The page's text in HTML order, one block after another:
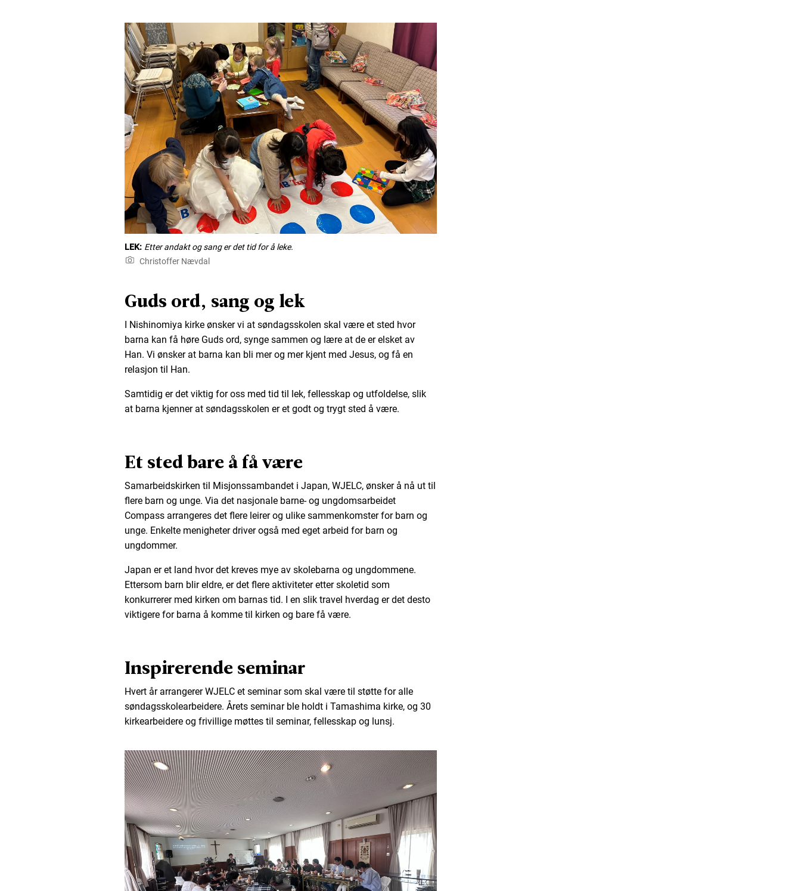
LEK: Etter andakt og sang er det tid for å leke.
Christoffer Nævdal
Guds ord, sang og lek
I Nishinomiya kirke ønsker vi at søndagsskolen skal være et sted hvor
barna kan få høre Guds ord, synge sammen og lære at de er elsket av
Han. Vi ønsker at barna kan bli mer og mer kjent med Jesus, og få en
relasjon til Han.
Samtidig er det viktig for oss med tid til lek, fellesskap og utfoldelse, slik
at barna kjenner at søndagsskolen er et godt og trygt sted å være.
Et sted bare å få være
Samarbeidskirken til Misjonssambandet i Japan, WJELC, ønsker å nå ut til
flere barn og unge. Via det nasjonale barne- og ungdomsarbeidet
Compass arrangeres det flere leirer og ulike sammenkomster for barn og
unge. Enkelte menigheter driver også med eget arbeid for barn og
ungdommer.
Japan er et land hvor det kreves mye av skolebarna og ungdommene.
Ettersom barn blir eldre, er det flere aktiviteter etter skoletid som
konkurrerer med kirken om barnas tid. I en slik travel hverdag er det desto
viktigere for barna å komme til kirken og bare få være.
Inspirerende seminar
Hvert år arrangerer WJELC et seminar som skal være til støtte for alle
søndagsskolearbeidere. Årets seminar ble holdt i Tamashima kirke, og 30
kirkearbeidere og frivillige møttes til seminar, fellesskap og lunsj.